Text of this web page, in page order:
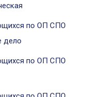
по ОП СПО
дело
по ОП СПО